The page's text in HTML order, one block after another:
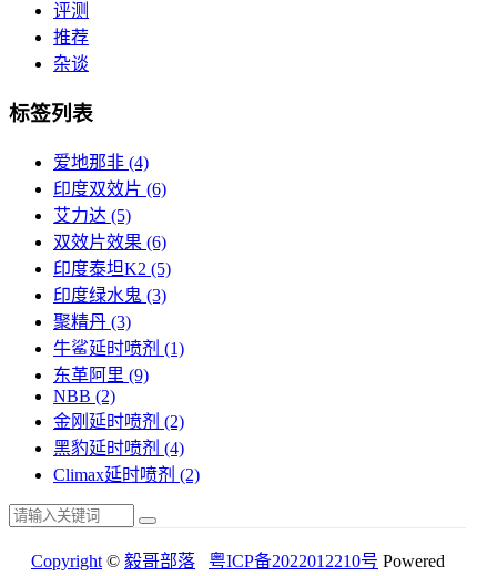
评测
推荐
杂谈
标签列表
爱地那非 (4)
印度双效片 (6)
艾力达 (5)
双效片效果 (6)
印度泰坦K2 (5)
印度绿水鬼 (3)
聚精丹 (3)
牛鲨延时喷剂 (1)
东革阿里 (9)
NBB (2)
金刚延时喷剂 (2)
黑豹延时喷剂 (4)
Climax延时喷剂 (2)
Copyright © 毅哥部落 粤ICP备2022012210号 Powered